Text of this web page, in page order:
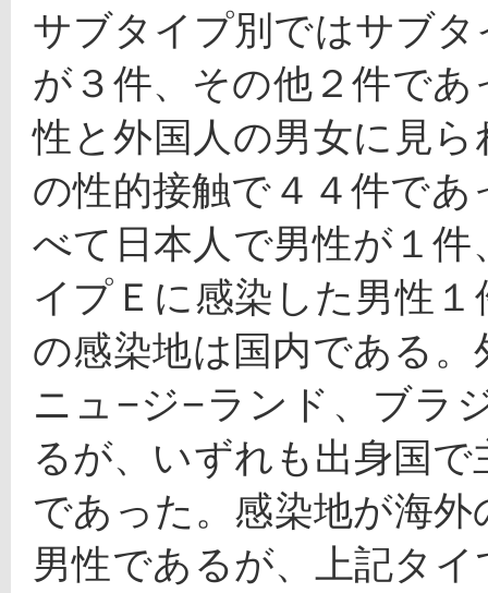
サブタイプ別ではサブ
が３件、その他２件で
性と外国人の男女に見
の性的接触で４４件で
べて日本人で男性が１
イプＥに感染した男性
の感染地は国内である
ニュ−ジ−ランド、ブラ
るが、いずれも出身国
であった。感染地が海
男性であるが、上記タ